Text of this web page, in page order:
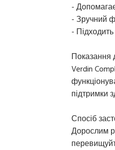
-
- Зручний
-
Показання
Verdin
підтримки
Спосіб
Дорослим